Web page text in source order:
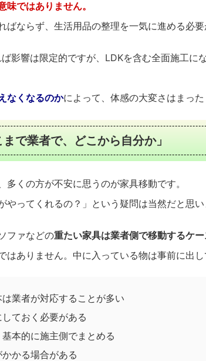
味ではありません。
ならず、生活用品の整理を一気に進める必要
影響は限定的ですが、LDKを含む全面施工に
なくなるのかによって、体感の大変さはまった
で業者で、どこから自分か」
くの方が不安に思うのが家具移動です。
やってくれるの？」という疑問は当然だと思い
ファなどの重たい家具は業者側で移動するケ
はありません。中に入っている物は事前に出し
は業者が対応することが多い
しておく必要がある
基本的に施主側でまとめる
かかる場合がある